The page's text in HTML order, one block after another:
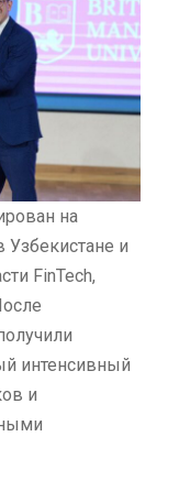
на
Узбекистане и
FinTech,
интенсивный
и